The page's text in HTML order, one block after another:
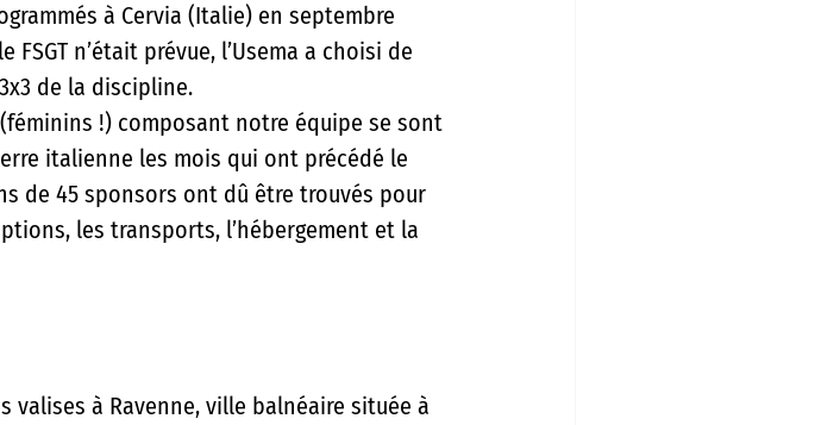
à Cervia (Italie) en septembre
n’était prévue, l’Usema a choisi de
de la discipline.
!) composant notre équipe se sont
italienne les mois qui ont précédé le
de 45 sponsors ont dû être trouvés pour
les transports, l’hébergement et la
valises à Ravenne, ville balnéaire située à